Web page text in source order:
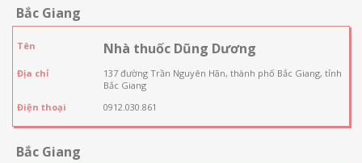
Bắc Giang
Tên Nhà thuốc Dũng Dương
Địa chỉ
137 đường Trần Nguyên Hãn, thành phố Bắc Giang, tỉnh
Bắc Giang
Điện thoại
0912.030.861
Bắc Giang